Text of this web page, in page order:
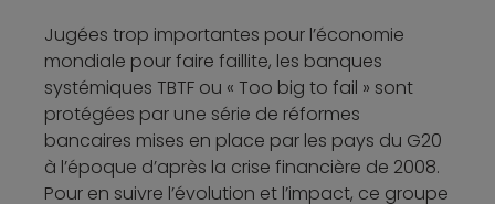
Jugées trop importantes pour l’économie
mondiale pour faire faillite, les banques
systémiques TBTF ou « Too big to fail » sont
protégées par une série de réformes
bancaires mises en place par les pays du G20
à l’époque d’après la crise financière de 2008.
Pour en suivre l’évolution et l’impact, ce groupe